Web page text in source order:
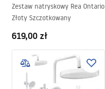
Zestaw natryskowy Rea Ontario
Złoty Szczotkowany
619,00 zł